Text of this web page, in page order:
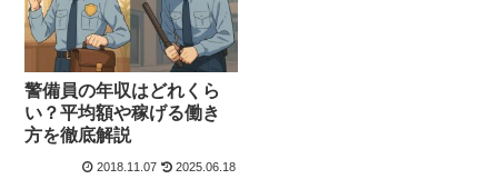
警備員の年収はどれくら
い？平均額や稼げる働き
方を徹底解説
2018.11.07 2025.06.18